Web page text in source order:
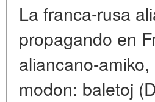
La franca-rusa
propagando en
aliancano-
modon: baletoj